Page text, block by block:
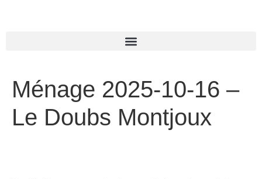
Ménage 2025-10-16 –
Le Doubs Montjoux